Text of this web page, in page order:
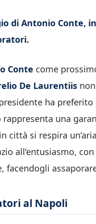
di Antonio Conte,
Conte come
De Laurentiis
ha preferito
una
città si respira
all’entusiasmo,
facendogli
al Napoli